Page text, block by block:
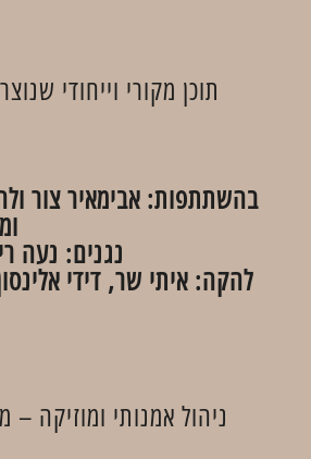
תוכן מקורי וייחודי
בהשתתפות: אבימאיר צור
נגנים: נעה
להקה: איתי שר, דידי
ניהול אמנותי ומוזיקה –